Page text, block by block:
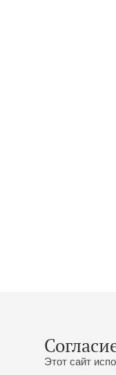
Этот сайт